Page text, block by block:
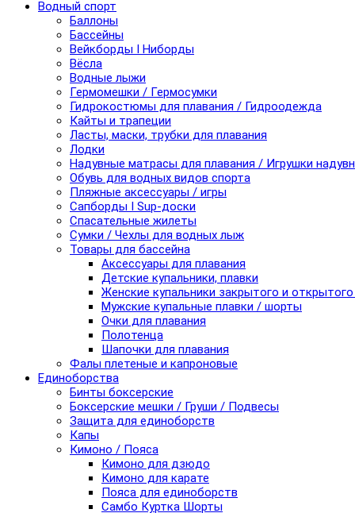
Водный спорт
Баллоны
Бассейны
Вейкборды I Ниборды
Вёсла
Водные лыжи
Гермомешки / Гермосумки
Гидрокостюмы для плавания / Гидроодежда
Кайты и трапеции
Ласты, маски, трубки для плавания
Лодки
Надувные матрасы для плавания / Игрушки
Обувь для водных видов спорта
Пляжные аксессуары / игры
Сапборды I Sup-доски
Спасательные жилеты
Сумки / Чехлы для водных лыж
Товары для бассейна
Аксессуары для плавания
Детские купальники, плавки
Женские купальники закрытого и
Мужские купальные плавки / шорты
Очки для плавания
Полотенца
Шапочки для плавания
Фалы плетеные и капроновые
Единоборства
Бинты боксерские
Боксерские мешки / Груши / Подвесы
Защита для единоборств
Капы
Кимоно / Пояса
Кимоно для дзюдо
Кимоно для карате
Пояса для единоборств
Самбо Куртка Шорты